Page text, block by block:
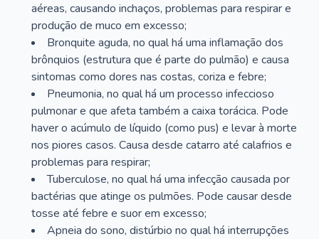
aéreas, causando inchaços, problemas para respirar e
produção de muco em excesso;
Bronquite aguda, no qual há uma inflamação dos
brônquios (estrutura que é parte do pulmão) e causa
sintomas como dores nas costas, coriza e febre;
Pneumonia, no qual há um processo infeccioso
pulmonar e que afeta também a caixa torácica. Pode
haver o acúmulo de líquido (como pus) e levar à morte
nos piores casos. Causa desde catarro até calafrios e
problemas para respirar;
Tuberculose, no qual há uma infecção causada por
bactérias que atinge os pulmões. Pode causar desde
tosse até febre e suor em excesso;
Apneia do sono, distúrbio no qual há interrupções